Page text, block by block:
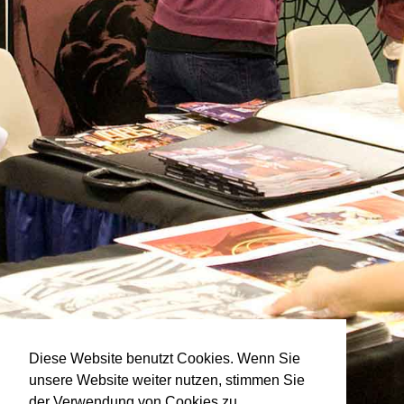
Diese Website benutzt Cookies. Wenn Sie
unsere Website weiter nutzen, stimmen Sie